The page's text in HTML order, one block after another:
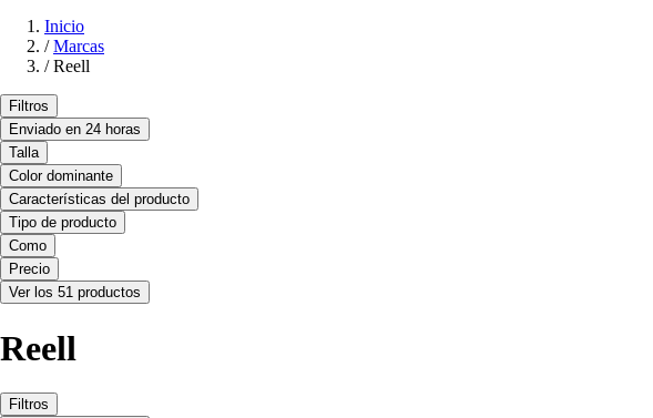
Inicio
/ Marcas
/ Reell
Filtros
Enviado en 24 horas
Talla
Color dominante
Características del producto
Tipo de producto
Como
Precio
Ver los 51 productos
Reell
Filtros